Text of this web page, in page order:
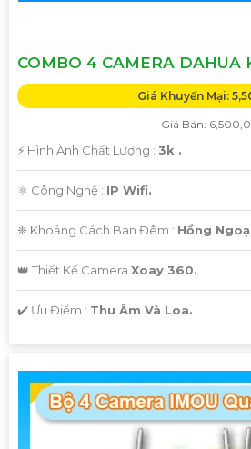
COMBO 4 CAMERA DAHUA
Giá Khuyến Mại:
Giá Bán:
️⚡ Hình Ành Chất Lượng : 3k .
⚛️ Công Nghệ : IP Wifi.
❈ Khoảng Cách Ban Đêm : Hồng
👑 Thiết Kế Camera Xoay 360.
️✔️ Ưu Điểm : Thu Âm Và Loa.